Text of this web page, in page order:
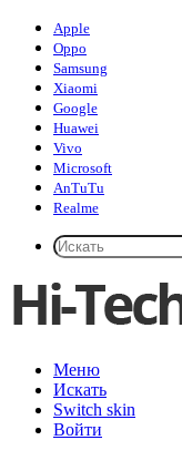
Apple
Oppo
Samsung
Xiaomi
Google
Huawei
Vivo
Microsoft
AnTuTu
Realme
Меню
Искать
Switch skin
Войти